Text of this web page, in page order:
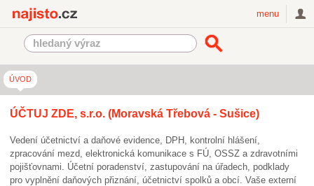
menu
ÚVOD
ÚČTUJ ZDE, s.r.o. (Moravská Třebová - Sušice)
Vedení účetnictví a daňové evidence, DPH, kontrolní hlášení,
zpracování mezd, elektronická komunikace s FÚ, OSSZ a zdravotními
pojišťovnami. Účetní poradenství, zastupování na úřadech, podklady
pro vyplnění daňových přiznání, účetnictví spolků a obcí. Vaše externí